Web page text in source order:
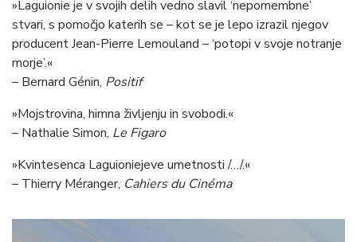
»Laguionie je v svojih delih vedno slavil ‘nepomembne’
stvari, s pomočjo katerih se – kot se je lepo izrazil njegov
producent Jean-Pierre Lemouland – ‘potopi v svoje notranje
morje’.«
– Bernard Génin, Positif
»Mojstrovina, himna življenju in svobodi.«
– Nathalie Simon, Le Figaro
»Kvintesenca Laguioniejeve umetnosti /…/.«
– Thierry Méranger, Cahiers du Cinéma